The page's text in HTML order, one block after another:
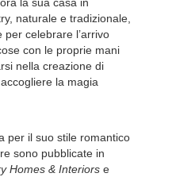
la sua casa in
naturale e tradizionale,
celebrare l’arrivo
con le proprie mani
nella creazione di
la magia
per il suo stile romantico
sono pubblicate in
Homes & Interiors e